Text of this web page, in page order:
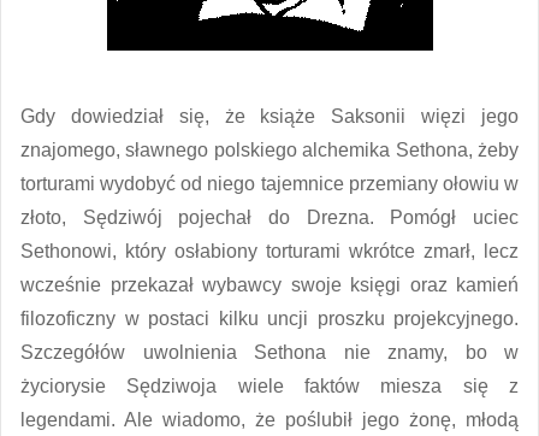
Gdy dowiedział się, że książe Saksonii więzi jego
znajomego, sławnego polskiego alchemika Sethona, żeby
torturami wydobyć od niego tajemnice przemiany ołowiu w
złoto, Sędziwój pojechał do Drezna. Pomógł uciec
Sethonowi, który osłabiony torturami wkrótce zmarł, lecz
wcześnie przekazał wybawcy swoje księgi oraz kamień
filozoficzny w postaci kilku uncji proszku projekcyjnego.
Szczegółów uwolnienia Sethona nie znamy, bo w
życiorysie Sędziwoja wiele faktów miesza się z
legendami. Ale wiadomo, że poślubił jego żonę, młodą